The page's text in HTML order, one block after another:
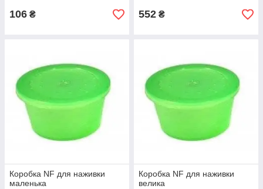
106 ₴ 552 ₴
Коробка NF для наживки
маленька
Коробка NF для наживки
велика